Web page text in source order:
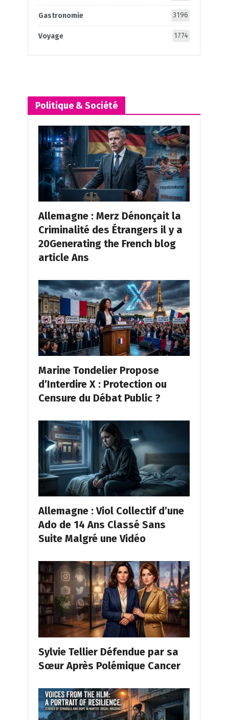
Gastronomie 3196
Voyage 1774
Politique & Société
Allemagne : Merz Dénonçait la
Criminalité des Étrangers il y a
20Generating the French blog
article Ans
Marine Tondelier Propose
d’Interdire X : Protection ou
Censure du Débat Public ?
Allemagne : Viol Collectif d’une
Ado de 14 Ans Classé Sans
Suite Malgré une Vidéo
Sylvie Tellier Défendue par sa
Sœur Après Polémique Cancer